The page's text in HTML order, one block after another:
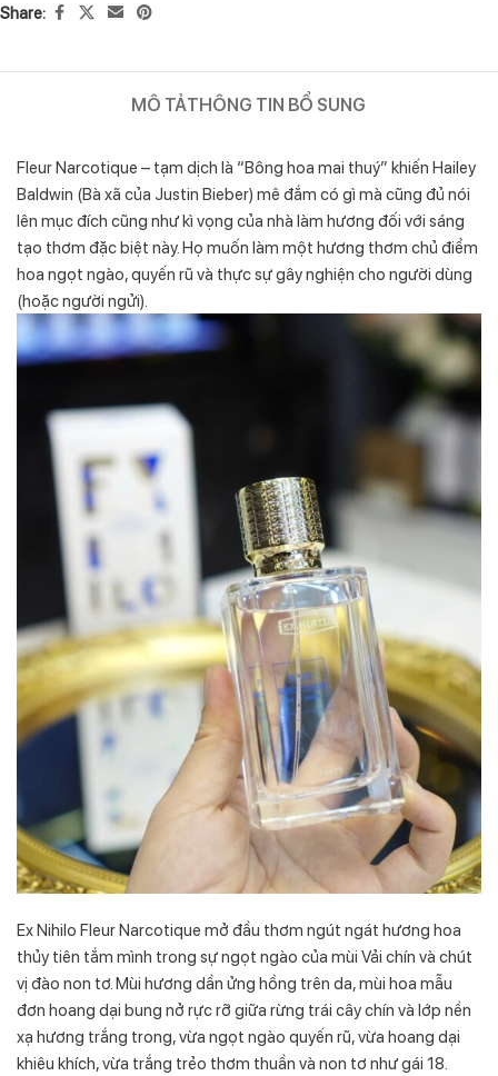
Share:
MÔ TẢTHÔNG TIN BỔ SUNG
Fleur Narcotique – tạm dịch là “Bông hoa mai thuý” khiến Hailey
Baldwin (Bà xã của Justin Bieber) mê đắm có gì mà cũng đủ nói
lên mục đích cũng như kì vọng của nhà làm hương đối với sáng
tạo thơm đặc biệt này. Họ muốn làm một hương thơm chủ điểm
hoa ngọt ngào, quyến rũ và thực sự gây nghiện cho người dùng
(hoặc người ngửi).
Ex Nihilo Fleur Narcotique mở đầu thơm ngút ngát hương hoa
thủy tiên tắm mình trong sự ngọt ngào của mùi Vải chín và chút
vị đào non tơ. Mùi hương dần ửng hồng trên da, mùi hoa mẫu
đơn hoang dại bung nở rực rỡ giữa rừng trái cây chín và lớp nền
xạ hương trắng trong, vừa ngọt ngào quyến rũ, vừa hoang dại
khiêu khích, vừa trắng trẻo thơm thuần và non tơ như gái 18.